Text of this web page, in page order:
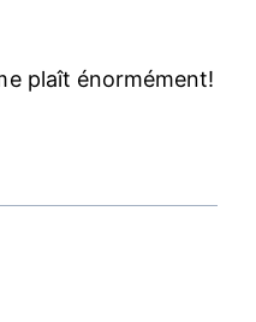
plaît énormément!